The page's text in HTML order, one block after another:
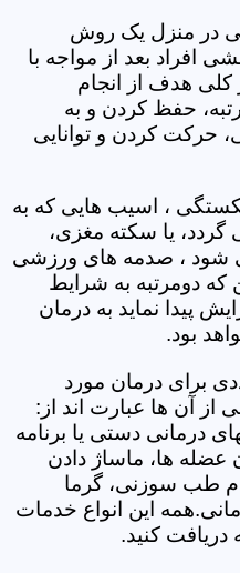
در منزل یک روش
افراد بعد از مواجه با
هدف از انجام
حفظ کردن و به
حرکت کردن و توانایی
، اسیب هایی که به
یا سکته مغزی،
شود ، صدمه های ورزشی
که دومرتبه به شرایط
پیدا نماید به درمان
بود.
برای درمان مورد
از آن ها عبارت اند از:
درمانی دستی یا برنامه
ها، ماساژ دادن
طب سوزنی، گرما
این انواع خدمات
دریافت کنید.